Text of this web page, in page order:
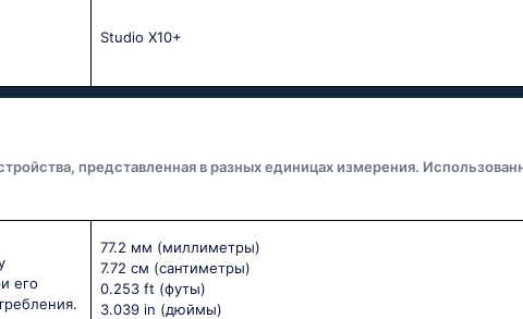
Studio X10+
представленная в разных единицах измерения.
его
77.2 мм (миллиметры)
7.72 см (сантиметры)
0.253 ft (футы)
3.039 in (дюймы)